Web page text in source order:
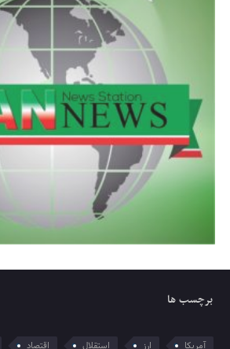
برچسب ها
آمریکا ارز استقلال اقتصاد